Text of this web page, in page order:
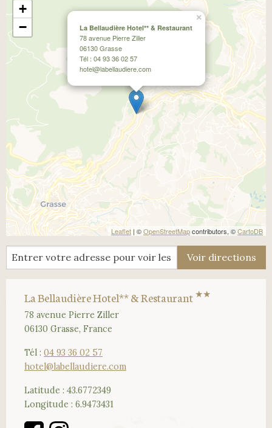
La Bellaudière Hotel** & Restaurant
78 avenue Pierre Ziller
06130 Grasse
Tél : 04 93 36 02 57
hotel@labellaudiere.com
×
+
−
Leaflet | ©OpenStreetMapcontributors, ©CartoDB
Voir directions
La Bellaudière Hotel** & Restaurant ★★
78 avenue Pierre Ziller
06130 Grasse, France
Tél : 04 93 36 02 57
hotel@labellaudiere.com
Latitude : 43.6772349
Longitude : 6.9473431